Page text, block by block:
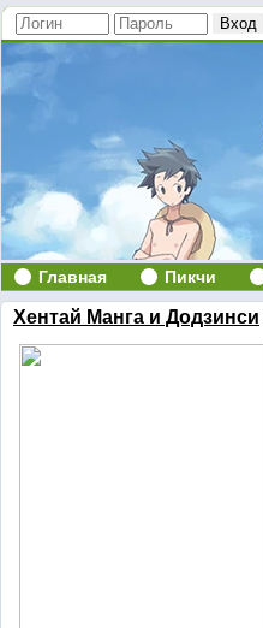
Главная Пикчи
Хентай Манга и Додзинси